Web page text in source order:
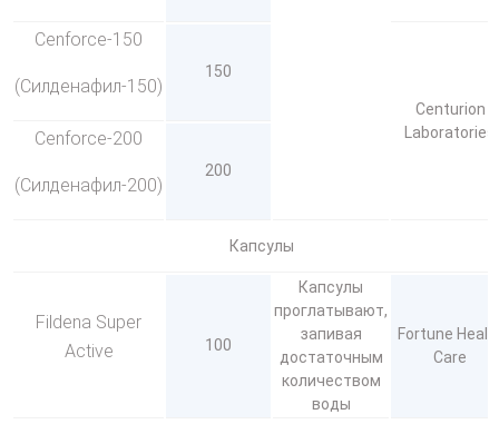
Cenforce-150
(Силденафил-150)
150
Centurion
Laboratories
Cenforce-200
(Силденафил-200)
200
Капсулы
Fildena Super
Active
100
Капсулы
проглатывают,
запивая
достаточным
количеством
воды
Fortune
Care